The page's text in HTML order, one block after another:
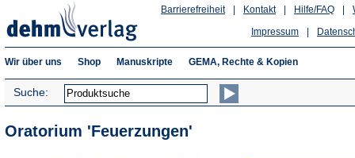
Hilfe/FAQ
Kontakt
Barrierefreiheit
Impressum
Wir über uns Shop Manuskripte GEMA, Rechte & Kopien
Suche:
Oratorium 'Feuerzungen'